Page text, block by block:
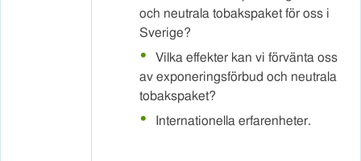
och neutrala tobakspaket för oss i
Sverige?
Vilka effekter kan vi förvänta oss
av exponeringsförbud och neutrala
tobakspaket?
Internationella erfarenheter.